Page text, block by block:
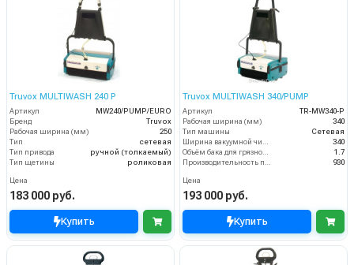
Truvox MULTIWASH 240 P
Артикул
MW240/PUMP/EURO
Бренд
Truvox
Рабочая ширина (мм)
250
Тип
сетевая
Тип привода
ручной (толкаемый)
Тип щетины
роликовая
Цена
183 000 руб.
Купить
Truvox MULTIWASH 340/PUMP
Артикул
TR-MW340-P
Рабочая ширина (мм)
340
Тип машины
Сетевая
340
1.7
930
Цена
193 000 руб.
Купить